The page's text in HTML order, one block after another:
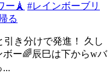
ー🗼 #レインボーブリ
る
き分けで発進！ 久し
ー🌈辰巳は下からwバ